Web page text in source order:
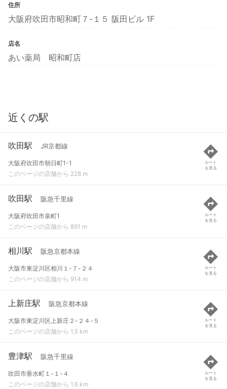
住所
大阪府吹田市昭和町７-１５ 阪田ビル 1F
店名
あい薬局 昭和町店
近くの駅
吹田駅 JR京都線
大阪府吹田市朝日町1-1
このページの店舗から 228 m
ルート
を見る
吹田駅 阪急千里線
大阪府吹田市泉町1
このページの店舗から 891 m
ルート
を見る
相川駅 阪急京都本線
大阪市東淀川区相川１-７-２４
このページの店舗から 914 m
ルート
を見る
上新庄駅 阪急京都本線
大阪市東淀川区上新庄２-２４-５
このページの店舗から 1.5 km
ルート
を見る
豊津駅 阪急千里線
吹田市垂水町１-１-４
このページの店舗から 1.6 km
ルート
を見る